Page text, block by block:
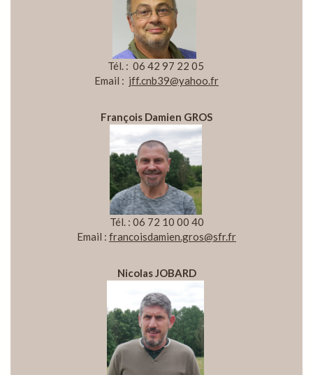
Tél. : 06 42 97 22 05
Email : jff.cnb39@yahoo.fr
François Damien GROS
Tél. : 06 72 10 00 40
Email : francoisdamien.gros@sfr.fr
Nicolas JOBARD